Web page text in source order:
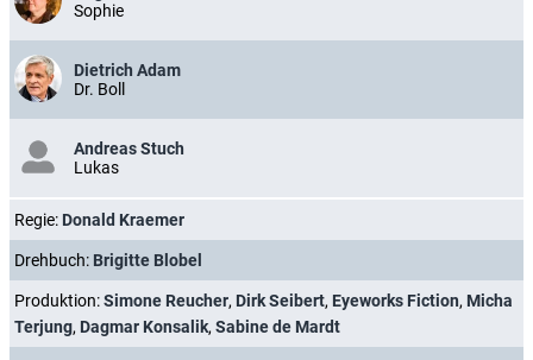
Sophie
Dietrich Adam
Dr. Boll
Andreas Stuch
Lukas
Regie: Donald Kraemer
Drehbuch: Brigitte Blobel
Produktion:Simone Reucher, Dirk Seibert, Eyeworks Fiction, Micha
Terjung, Dagmar Konsalik, Sabine de Mardt